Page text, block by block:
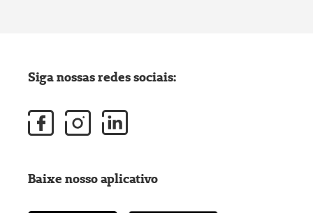
Siga nossas redes sociais:
Baixe nosso aplicativo